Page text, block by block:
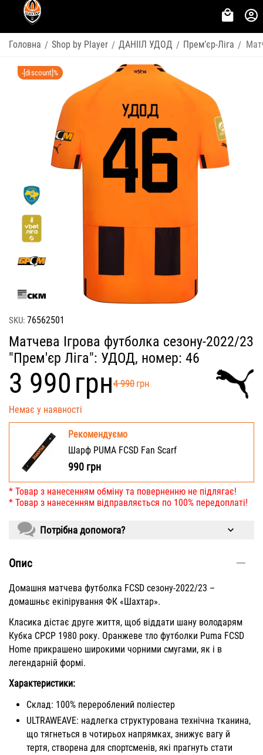
Головна / Shop by Player / ДАНІІЛ УДОД / Премʼєр-Ліга /
-[discount]%
SKU: 76562501
Матчева Ігрова футболка сезону-2022/23
"Прем'єр Ліга": УДОД, номер: 46
‍3 990‍грн‍4 990‍ грн
Немає у наявності
Рекомендуємо
Шарф PUMA FCSD Fan Scarf
990 грн
* Товар з нанесенням обміну та поверненню не підлягає!
* Товар з нанесенням відправляється по 100% передоплаті!
Потрібна допомога?
Опис
Домашня матчева футболка FCSD сезону-2022/23 –
домашньє екіпірування ФК «Шахтар».
Класика дістає друге життя, щоб віддати шану володарям
Кубка СРСР 1980 року. Оранжеве тло футболки Puma FCSD
Home прикрашено широкими чорними смугами, як і в
легендарній формі.
Характеристики:
Склад: 100% перероблений поліестер
ULTRAWEAVE: надлегка структурована технічна тканина,
що тягнеться в чотирьох напрямках, знижує вагу й
тертя, створена для спортсменів, які прагнуть стати